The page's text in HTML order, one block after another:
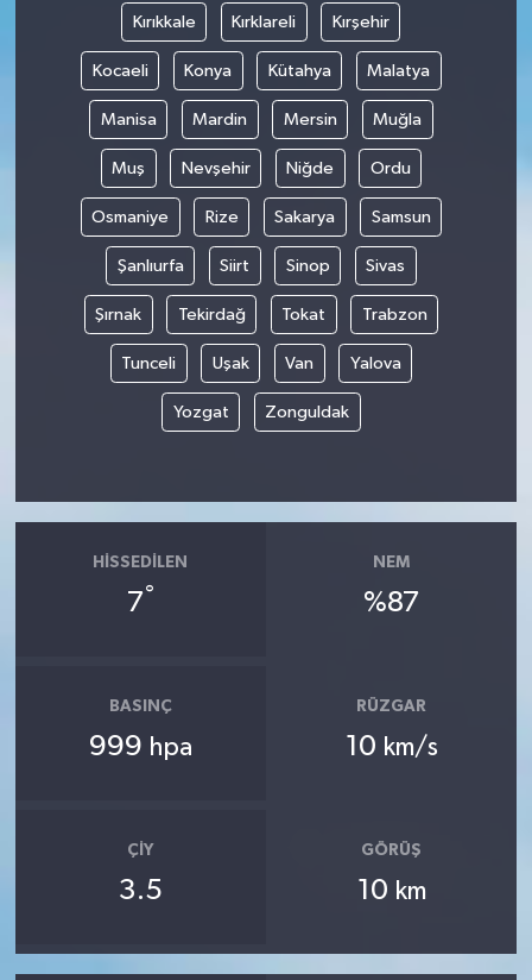
Kırıkkale Kırklareli Kırşehir
Kocaeli Konya Kütahya Malatya
Manisa Mardin Mersin Muğla
Muş Nevşehir Niğde Ordu
Osmaniye Rize Sakarya Samsun
Şanlıurfa Siirt Sinop Sivas
Şırnak Tekirdağ Tokat Trabzon
Tunceli Uşak Van Yalova
Yozgat Zonguldak
HISSEDILEN
7°
NEM
%87
BASINÇ
999 hpa
RÜZGAR
10 km/s
ÇIY
3.5
GÖRÜŞ
10 km